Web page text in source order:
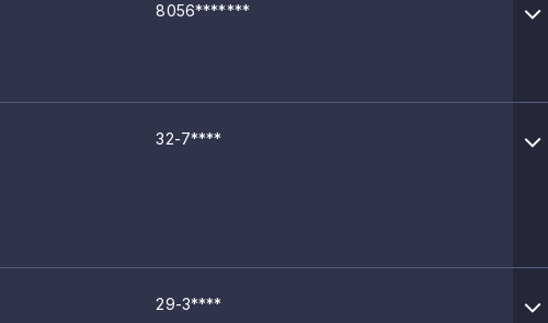
8056*******
32-7****
29-3****